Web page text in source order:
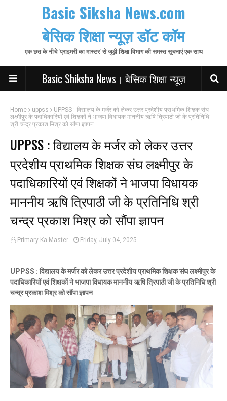
Basic Siksha News.com
बेसिक शिक्षा न्यूज़ डॉट कॉम
एक छत के नीचे 'प्राइमरी का मास्टर' से जुड़ी शिक्षा विभाग की समस्त सूचनाएं एक साथ
Basic Shiksha News। बेसिक शिक्षा न्यूज़
Home uppss
UPPSS : विद्यालय के मर्जर को लेकर उत्तर प्रदेशीय प्राथमिक शिक्षक संघ
लक्ष्मीपुर के पदाधिकारियों एवं शिक्षकों ने भाजपा विधायक माननीय ऋषि त्रिपाठी जी के प्रतिनिधि
श्री चन्द्र प्रकाश मिश्र को सौंपा ज्ञापन
UPPSS : विद्यालय के मर्जर को लेकर उत्तर
प्रदेशीय प्राथमिक शिक्षक संघ लक्ष्मीपुर के
पदाधिकारियों एवं शिक्षकों ने भाजपा विधायक
माननीय ऋषि त्रिपाठी जी के प्रतिनिधि श्री
चन्द्र प्रकाश मिश्र को सौंपा ज्ञापन
Primary Ka Master Friday, July 04, 2025
UPPSS : विद्यालय के मर्जर को लेकर उत्तर प्रदेशीय प्राथमिक शिक्षक संघ लक्ष्मीपुर के
पदाधिकारियों एवं शिक्षकों ने भाजपा विधायक माननीय ऋषि त्रिपाठी जी के प्रतिनिधि श्री
चन्द्र प्रकाश मिश्र को सौंपा ज्ञापन